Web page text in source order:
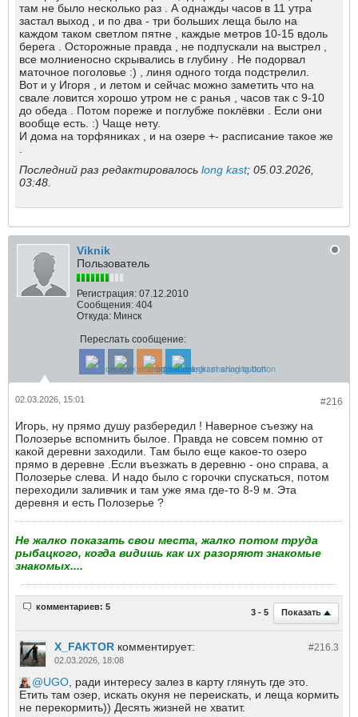
там не было несколько раз . А однажды часов в 11 утра
застал выход , и по два - три больших леща было на
каждом таком светлом пятне , каждые метров 10-15 вдоль
берега . Осторожные правда , не подпускали на выстрел ,
все молниеносно скрывались в глубину . Не подорвал
маточное поголовье :) , линя одного тогда подстрелил.
Вот и у Игоря , и летом и сейчас можно заметить что на
свале ловится хорошо утром не с ранья , часов так с 9-10
до обеда . Потом пореже и поглубже поклёвки . Если они
вообще есть. :) Чаще нету.
И дома на торфяниках , и на озере +- расписание такое же
Последний раз редактировалось long kast; 05.03.2026,
03:48
Viknik
Пользователь
Регистрация: 07.12.2010
Сообщения: 404
Откуда: Минск
Переслать сообщение:
#216
02.03.2026, 15:01
Игорь, ну прямо душу разбередил ! Наверное съезжу на
Полозерье вспомнить былое. Правда не совсем помню от
какой деревни заходили. Там было еще какое-то озеро
прямо в деревне .Если въезжать в деревню - оно справа, а
Полозерье слева. И надо было с горочки спускаться, потом
переходили заливчик и там уже яма где-то 8-9 м. Эта
деревня и есть Полозерье ?
Не жалко показать свои места, жалко потом труда
рыбацкого, когда видишь как их разоряют знакомые
знакомых....
3 - 5 Показать
комментариев: 5
#216. 3
X_FAKTOR комментирует:
02.03.2026, 18:08
UGO , ради интересу залез в карту глянуть где это.
Етить там озер, искать окуня не переискать, и леща кормить
не перекормить)) Десять жизней не хватит.